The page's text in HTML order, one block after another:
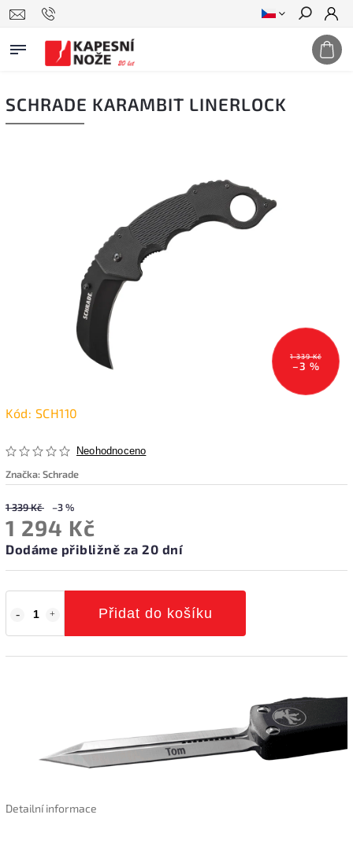
Hledat
SCHRADE KARAMBIT LINERLOCK
1 339 Kč
–3 %
Kód: SCH110
Neohodnoceno
Značka:Schrade
1 339 Kč –3 %
1 294 Kč
Dodáme přibližně za 20 dní
Přidat do košíku
Detailní informace